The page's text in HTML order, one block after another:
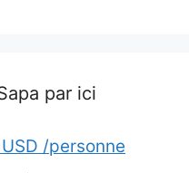
par ici
/personne